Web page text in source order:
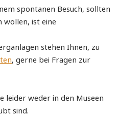
spontanen Besuch, sollten
wollen, ist eine
stehen Ihnen, zu
, gerne bei Fragen zur
leider weder in den Museen
sind.